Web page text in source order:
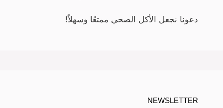
دعونا نجعل الأكل الصحي ممتعًا وسهلاً!
NEWSLETTER